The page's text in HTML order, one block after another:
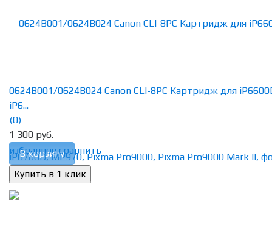
избранное сравнить
0624B001/0624B024 Canon CLI-8PC Картридж для
iP6...
(0)
1 300 руб.
В корзину